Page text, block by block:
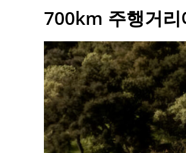
700km 주행거리